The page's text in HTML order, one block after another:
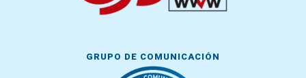
GRUPO DE COMUNICACIÓN